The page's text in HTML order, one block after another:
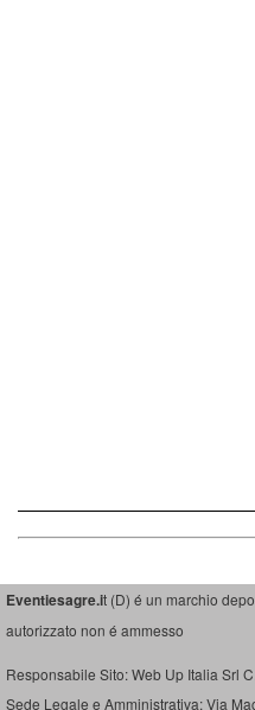
Eventiesagre.it (D) é un marchio
autorizzato non é ammesso
Responsabile Sito: Web Up Italia Srl
Sede Legale e Amministrativa: Via